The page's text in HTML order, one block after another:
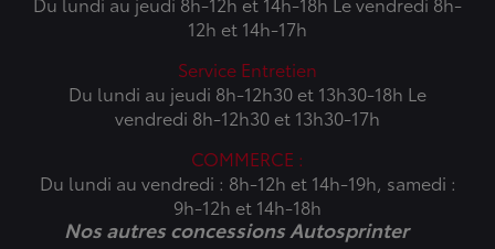
12h et 14h-17h
Service Entretien
Du lundi au jeudi 8h-12h30 et 13h30-18h Le
vendredi 8h-12h30 et 13h30-17h
COMMERCE :
Du lundi au vendredi : 8h-12h et 14h-19h, samedi :
9h-12h et 14h-18h
Nos autres concessions Autosprinter